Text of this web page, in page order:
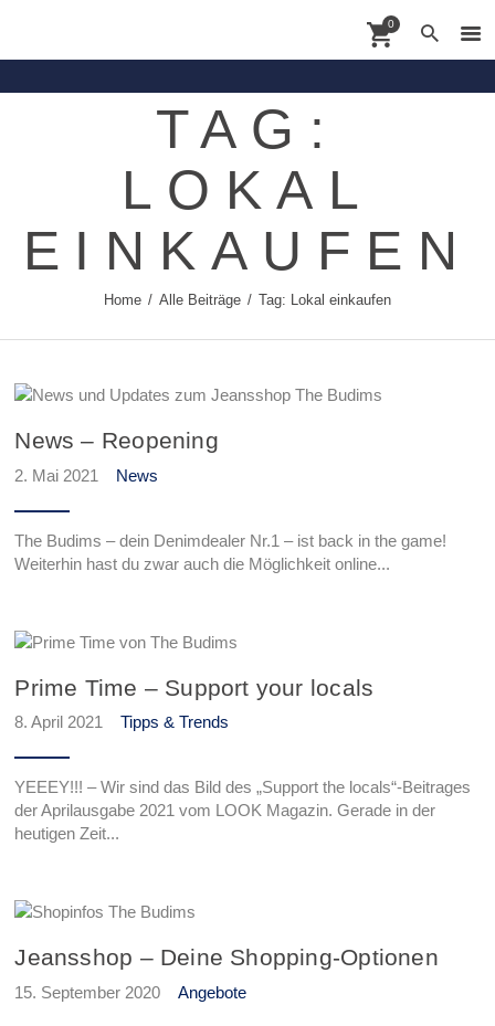
0
TAG:
LOKAL
EINKAUFEN
Home Alle Beiträge Tag: Lokal einkaufen
Shoppingdate
Shop
Brands
About
News
News – Reopening
2. Mai 2021 News
The Budims – dein Denimdealer Nr.1 – ist back in the game!
Weiterhin hast du zwar auch die Möglichkeit online...
Prime Time – Support your locals
8. April 2021 Tipps & Trends
YEEEY!!! – Wir sind das Bild des „Support the locals“-Beitrages
der Aprilausgabe 2021 vom LOOK Magazin. Gerade in der
heutigen Zeit...
Jeansshop – Deine Shopping-Optionen
15. September 2020 Angebote